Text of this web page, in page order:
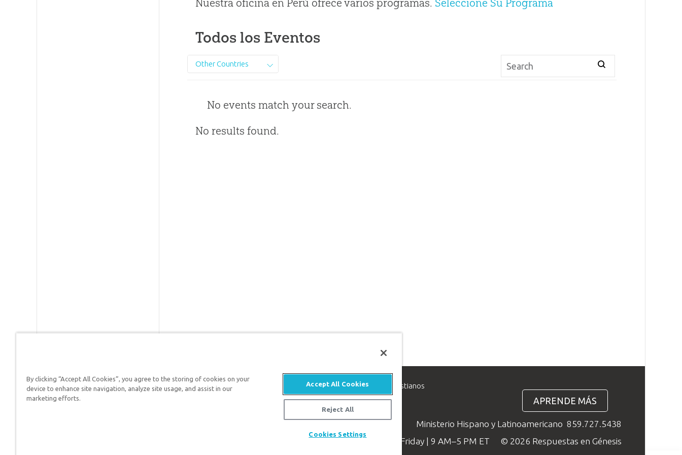
Nuestra oficina en Perú ofrece varios programas. Seleccione Su Programa
Todos los Eventos
Other Countries
No events match your search.
No results found.
Respuestas en Génesis es un ministerio de apologética, dedicado a ayudar a los cristianos
defender su fe y proclamar el evangelio de Jesucristo.
APRENDE MÁS
Ministerio Hispano y Latinoamericano 859.727.5438
Available Monday–Friday | 9 AM–5 PM ET
© 2026 Respuestas en Génesis
By clicking “Accept All Cookies”, you agree to the storing of cookies on your
device to enhance site navigation, analyze site usage, and assist in our
marketing efforts.
Accept All Cookies
Reject All
Cookies Settings